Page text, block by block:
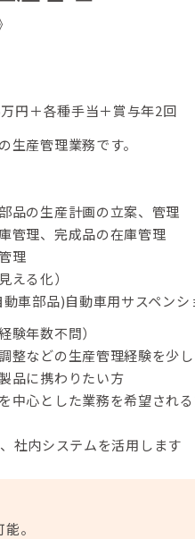
円＋各種手当＋賞与年2回
生産管理業務です。
品の生産計画の立案、管理
管理、完成品の在庫管理
理
える化）
動車部品)自動車用サスペンシ
験年数不問）
整などの生産管理経験を少
品に携わりたい方
中心とした業務を希望され
社内システムを活用します
。